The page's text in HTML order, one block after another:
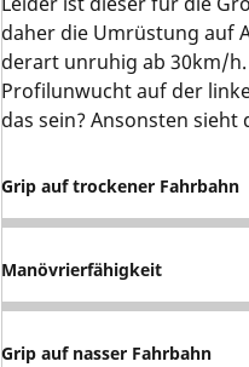
daher die Umrüstung auf
derart unruhig ab 30km/
Profilunwucht auf der
das sein? Ansonsten
Grip auf trockener Fahrbahn
4
Manövrierfähigkeit
3
Grip auf nasser Fahrbahn